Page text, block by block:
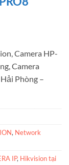
Camera HP-
Camera
Phòng –
, Network
IP, Hikvision tại